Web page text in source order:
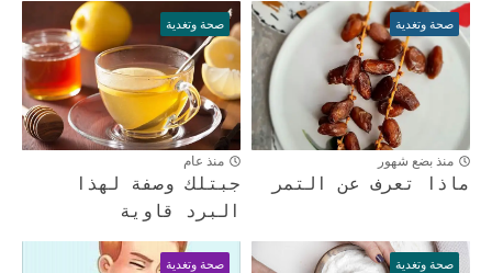
صحة وتغدية
منذ بضع شهور
ماذا تعرف عن التمر
صحة وتغدية
منذ عام
جبتلك وصفة لهذا
البرد قاوية
صحة وتغدية صحة وتغدية